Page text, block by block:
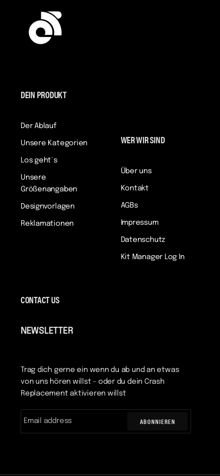
DEIN PRODUKT
Der Ablauf
Unsere Kategorien
Los geht´s
Unsere
Größenangaben
Designvorlagen
Reklamationen
WER WIR SIND
Über uns
Kontakt
AGBs
Impressum
Datenschutz
Kit Manager Log In
CONTACT US
NEWSLETTER
Trag dich gerne ein wenn du ab und an etwas
von uns hören willst - oder du dein Crash
Replacement aktivieren willst
ABONNIEREN